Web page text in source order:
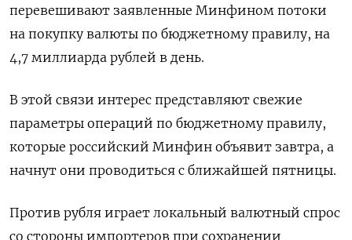
перевешивают заявленные Минфином потоки
на покупку валюты по бюджетному правилу, на
4,7 миллиарда рублей в день.
В этой связи интерес представляют свежие
параметры операций по бюджетному правилу,
которые российский Минфин объявит завтра, а
начнут они проводиться с ближайшей пятницы.
Против рубля играет локальный валютный спрос
со стороны импортеров при сохранении